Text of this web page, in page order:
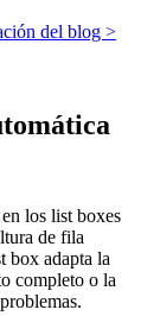
del blog >
los list boxes
de fila
box adapta la
completo o la